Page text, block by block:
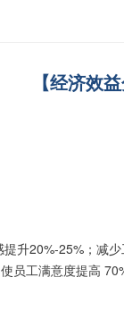
【经济效
升20%-25%；减
员工满意度提高